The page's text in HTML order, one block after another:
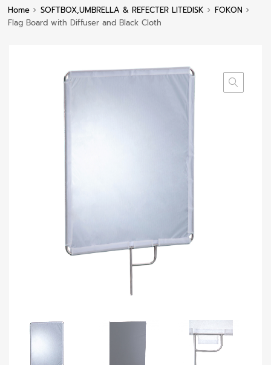
Home SOFTBOX,UMBRELLA & REFECTER LITEDISK
FOKON
Flag Board with Diffuser and Black Cloth